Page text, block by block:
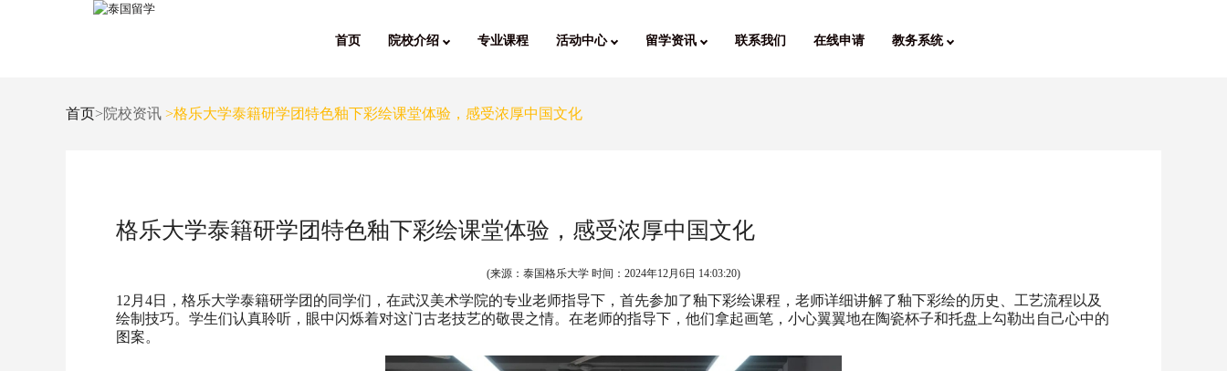
首页 院校介绍 专业课程 活动中心 留学资讯 联系我们 在线申请 教务系统
首页>院校资讯 >格乐大学泰籍研学团特色釉下彩绘课堂体验，感受浓厚中国文化
格乐大学泰籍研学团特色釉下彩绘课堂体验，感受浓厚中国文化
(来源：泰国格乐大学 时间： 2024年12月6日 14:03:20)
12月4日，格乐大学泰籍研学团的同学们，在武汉美术学院的专业老师指导下，首先参加了釉下彩绘课程，老师详细讲解了釉下彩绘的历史、工艺流程以及
绘制技巧。学生们认真聆听，眼中闪烁着对这门古老技艺的敬畏之情。在老师的指导下，他们拿起画笔，小心翼翼地在陶瓷杯子和托盘上勾勒出自己心中的
图案。